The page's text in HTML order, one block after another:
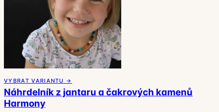
VYBRAT VARIANTU →
Náhrdelník z jantaru a čakrových kamenů
Harmony